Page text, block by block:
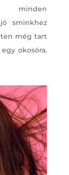
minden
sminkhez
még tart
okosóra.